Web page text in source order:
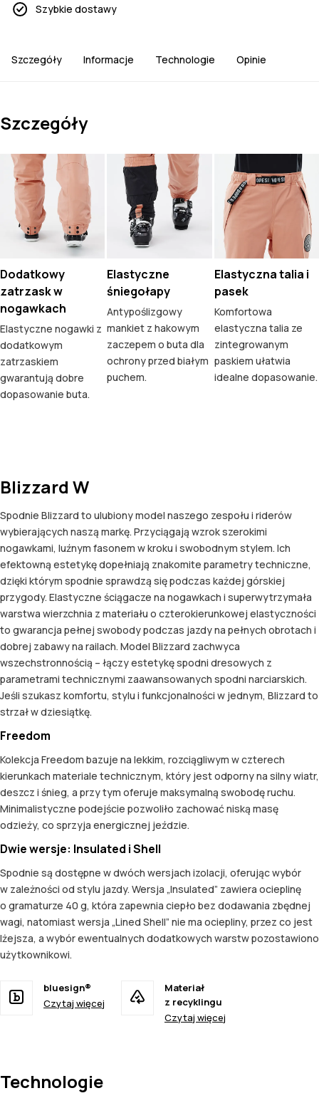
Szybkie dostawy
Szczegóły Informacje Technologie Opinie
Szczegóły
Dodatkowy
zatrzask w
nogawkach
Elastyczne nogawki z
dodatkowym
zatrzaskiem
gwarantują dobre
dopasowanie buta.
Elastyczne
śniegołapy
Antypoślizgowy
mankiet z hakowym
zaczepem o buta dla
ochrony przed białym
puchem.
Elastyczna talia i
pasek
Komfortowa
elastyczna talia ze
zintegrowanym
paskiem ułatwia
idealne dopasowanie.
Blizzard W
Spodnie Blizzard to ulubiony model naszego zespołu i riderów
wybierających naszą markę. Przyciągają wzrok szerokimi
nogawkami, luźnym fasonem w kroku i swobodnym stylem. Ich
efektowną estetykę dopełniają znakomite parametry techniczne,
dzięki którym spodnie sprawdzą się podczas każdej górskiej
przygody. Elastyczne ściągacze na nogawkach i superwytrzymała
warstwa wierzchnia z materiału o czterokierunkowej elastyczności
to gwarancja pełnej swobody podczas jazdy na pełnych obrotach i
dobrej zabawy na railach. Model Blizzard zachwyca
wszechstronnością – łączy estetykę spodni dresowych z
parametrami technicznymi zaawansowanych spodni narciarskich.
Jeśli szukasz komfortu, stylu i funkcjonalności w jednym, Blizzard to
strzał w dziesiątkę.
Freedom
Kolekcja Freedom bazuje na lekkim, rozciągliwym w czterech
kierunkach materiale technicznym, który jest odporny na silny wiatr,
deszcz i śnieg, a przy tym oferuje maksymalną swobodę ruchu.
Minimalistyczne podejście pozwoliło zachować niską masę
odzieży, co sprzyja energicznej jeździe.
Dwie wersje: Insulated i Shell
Spodnie są dostępne w dwóch wersjach izolacji, oferując wybór
w zależności od stylu jazdy. Wersja „Insulated” zawiera ocieplinę
o gramaturze 40 g, która zapewnia ciepło bez dodawania zbędnej
wagi, natomiast wersja „Lined Shell” nie ma ociepliny, przez co jest
lżejsza, a wybór ewentualnych dodatkowych warstw pozostawiono
użytkownikowi.
bluesign®
Czytaj więcej
Materiał
z recyklingu
Czytaj więcej
Technologie